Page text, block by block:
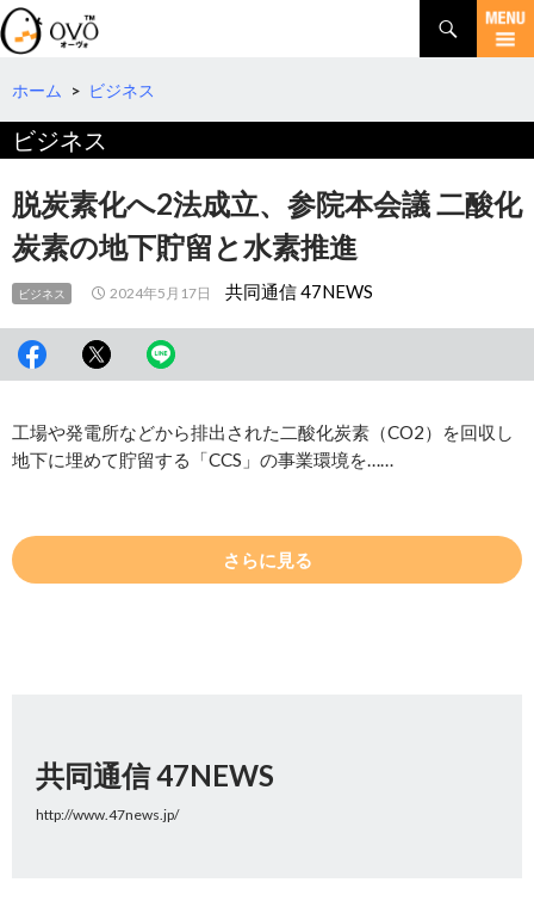
検
索
コ
テ
へ
移
動
ホーム > ビジネス
ビジネス
脱炭素化へ2法成立、参院本会議 二酸化
炭素の地下貯留と水素推進
ビジネス 2024年5月17日 共同通信 47NEWS
工場や発電所などから排出された二酸化炭素（CO2）を回収し
地下に埋めて貯留する「CCS」の事業環境を……
さらに見る
共同通信 47NEWS
http://www.47news.jp/